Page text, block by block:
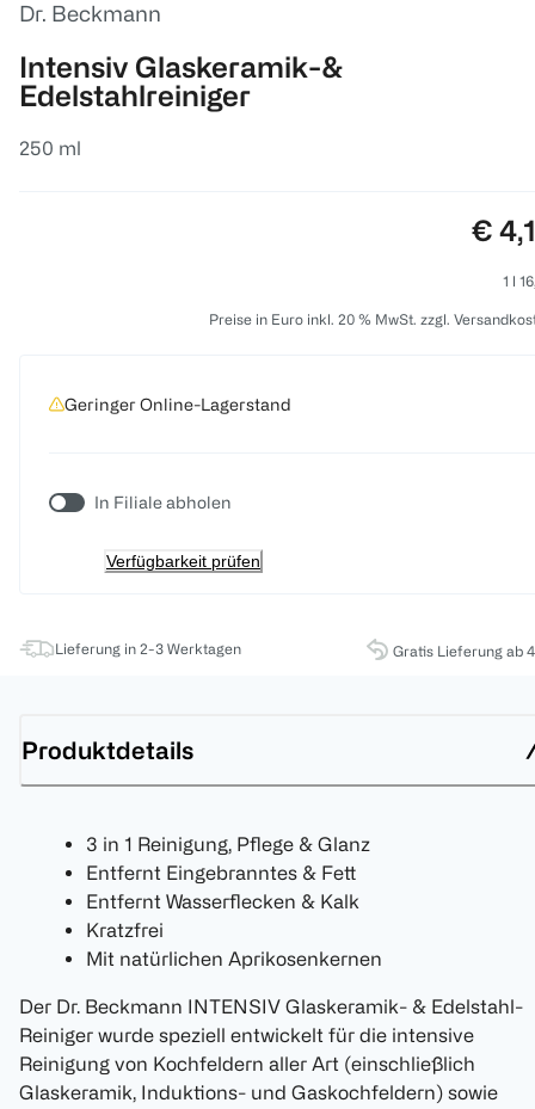
Dr. Beckmann
Intensiv Glaskeramik-&
Edelstahlreiniger
250 ml
€
1 l
Preise in Euro inkl. 20 % MwSt. zzgl.
Geringer Online-Lagerstand
In Filiale abholen
Verfügbarkeit prüfen
Lieferung in 2-3 Werktagen Gratis Lieferung ab
Produktdetails
3 in 1 Reinigung, Pflege & Glanz
Entfernt Eingebranntes & Fett
Entfernt Wasserflecken & Kalk
Kratzfrei
Mit natürlichen Aprikosenkernen
Der Dr. Beckmann INTENSIV Glaskeramik- & Edelstahl-
Reiniger wurde speziell entwickelt für die intensive
Reinigung von Kochfeldern aller Art (einschließlich
Glaskeramik, Induktions- und Gaskochfeldern) sowie